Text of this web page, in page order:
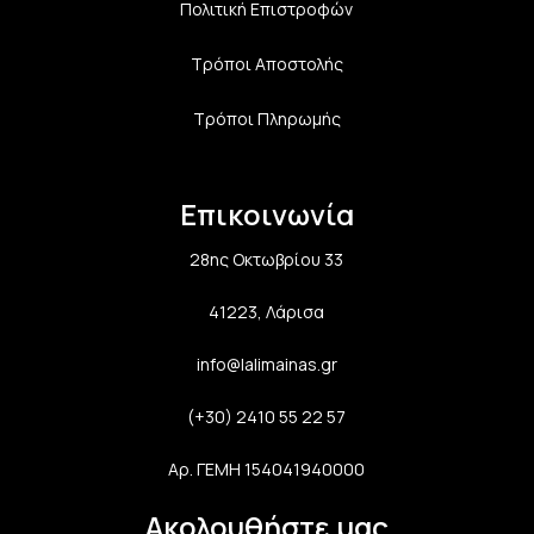
Πολιτική Επιστροφών
Τρόποι Αποστολής
Τρόποι Πληρωμής
Επικοινωνία
28ης Οκτωβρίου 33
41223, Λάρισα
info@lalimainas.gr
(+30) 2410 55 22 57
Αρ. ΓΕΜΗ 154041940000